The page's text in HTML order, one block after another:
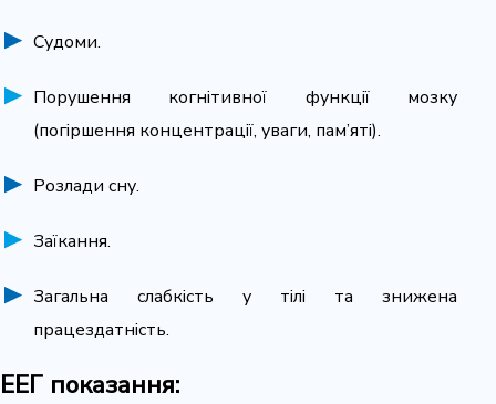
Судоми.
Порушення когнітивної функції мозку
(погіршення концентрації, уваги, пам’яті).
Розлади сну.
Заїкання.
Загальна слабкість у тілі та знижена
працездатність.
ЕЕГ показання: